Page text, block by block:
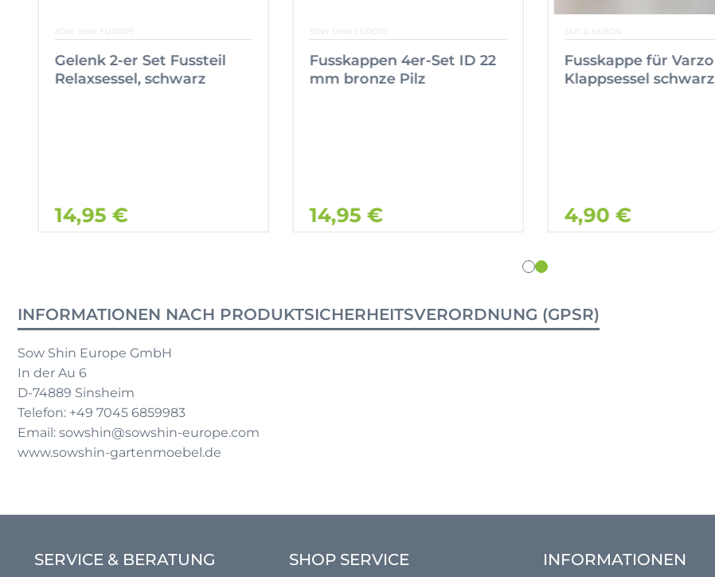
SOW SHIN EUROPE
Gelenk 2-er Set Fussteil
Relaxsessel, schwarz
14,95 €
SOW SHIN EUROPE
Fusskappen 4er-Set ID 22
mm bronze Pilz
14,95 €
JATI & KEBON
Fusskappe für Varzo
Klappsessel schwarz
4,90 €
INFORMATIONEN NACH PRODUKTSICHERHEITSVERORDNUNG (GPSR)
Sow Shin Europe GmbH
In der Au 6
D-74889 Sinsheim
Telefon: +49 7045 6859983
Email: sowshin@sowshin-europe.com
www.sowshin-gartenmoebel.de
SERVICE & BERATUNG SHOP SERVICE INFORMATIONEN